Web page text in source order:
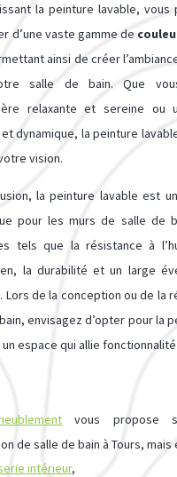
la peinture lavable, vous
d’une vaste gamme de
ainsi de créer
salle de bain. Que
relaxante et sereine ou
dynamique, la peinture
vision.
la peinture lavable est
pour les murs de salle de
tels que la résistance à
la durabilité et un large
Lors de la conception ou de la
envisagez d’opter pour la
espace qui allie
vous propose
de salle de bain à Tours, mais
intérieur,